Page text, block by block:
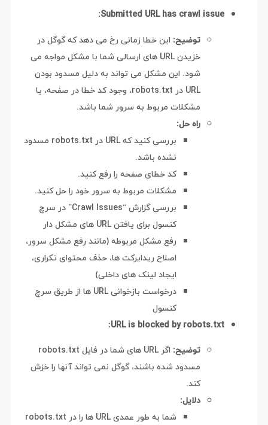
Submitted URL has crawl issue:
توضیح: این خطا زمانی رخ می دهد که گوگل در
خزیدن URL های ارسالی شما با مشکل مواجه می
شود. این مشکل می تواند به دلیل مسدود بودن
URL در robots.txt، وجود کد خطا در صفحه، یا
مشکلات مربوط به سرور شما باشد.
راه حل:
بررسی کنید که URL در robots.txt مسدود
نشده باشد.
کد خطای صفحه را رفع کنید.
مشکلات مربوط به سرور خود را حل کنید.
بررسی گزارش “Crawl Issues” در سرچ
کنسول برای یافتن URL های مشکل دار
رفع مشکل مربوطه (مانند رفع مشکل سرور،
اصلاح ریدایرکت ها، حذف محتوای تکراری،
ایجاد لینک های داخلی)
درخواست بازخوانی URL ها از طریق سرچ
کنسول
URL is blocked by robots.txt:
توضیح:
اگر URL های شما در فایل robots.txt
مسدود شده باشند، گوگل نمی تواند آنها را خزش
کند.
دلایل:
شما به طور عمدی URL ها را در robots.txt